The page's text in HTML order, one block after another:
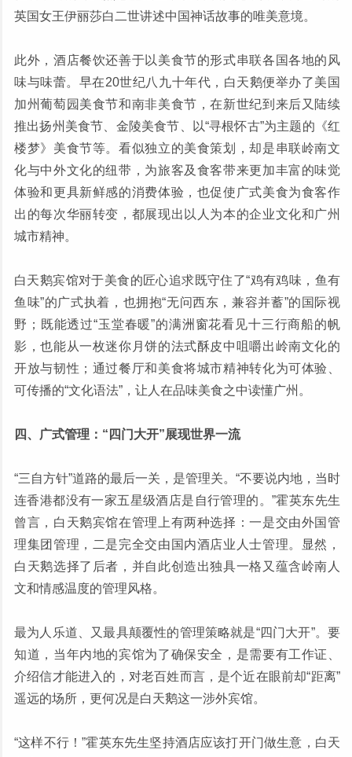
英国女王伊丽莎白二世讲述中国神话故事的唯美意境。
此外，酒店餐饮还善于以美食节的形式串联各国各地的风
味与味蕾。早在20世纪八九十年代，白天鹅便举办了美国
加州葡萄园美食节和南非美食节，在新世纪到来后又陆续
推出扬州美食节、金陵美食节、以“寻根怀古”为主题的《红
楼梦》美食节等。看似独立的美食策划，却是串联岭南文
化与中外文化的纽带，为旅客及食客带来更加丰富的味觉
体验和更具新鲜感的消费体验，也促使广式美食为食客作
出的每次华丽转变，都展现出以人为本的企业文化和广州
城市精神。
白天鹅宾馆对于美食的匠心追求既守住了“鸡有鸡味，鱼有
鱼味”的广式执着，也拥抱“无问西东，兼容并蓄”的国际视
野；既能透过“玉堂春暖”的满洲窗花看见十三行商船的帆
影，也能从一枚迷你月饼的法式酥皮中咀嚼出岭南文化的
开放与韧性；通过餐厅和美食将城市精神转化为可体验、
可传播的“文化语法”，让人在品味美食之中读懂广州。
四、广式管理：“四门大开”展现世界一流
“三自方针”道路的最后一关，是管理关。“不要说内地，当时
连香港都没有一家五星级酒店是自行管理的。”霍英东先生
曾言，白天鹅宾馆在管理上有两种选择：一是交由外国管
理集团管理，二是完全交由国内酒店业人士管理。显然，
白天鹅选择了后者，并自此创造出独具一格又蕴含岭南人
文和情感温度的管理风格。
最为人乐道、又最具颠覆性的管理策略就是“四门大开”。要
知道，当年内地的宾馆为了确保安全，是需要有工作证、
介绍信才能进入的，对老百姓而言，是个近在眼前却“距离”
遥远的场所，更何况是白天鹅这一涉外宾馆。
“这样不行！”霍英东先生坚持酒店应该打开门做生意，白天